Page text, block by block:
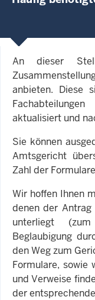
An dieser
anbieten. Diese
aktualisiert und
Sie können
Amtsgericht
Zahl der
Wir hoffen Ihnen
denen der
unterliegt
Beglaubigung
den Weg zum
Formulare, sowie
und Verweise
der